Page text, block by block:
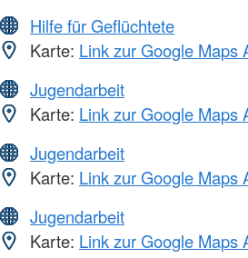
Hilfe für Geflüchtete
Karte: Link zur Google Maps
Jugendarbeit
Karte: Link zur Google Maps
Jugendarbeit
Karte: Link zur Google Maps
Jugendarbeit
Karte: Link zur Google Maps